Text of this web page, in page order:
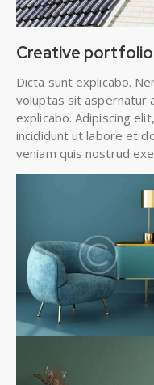
Creative portfolio
Dicta sunt explicabo.
voluptas sit aspernatur
explicabo. Adipiscing
incididunt ut labore et
veniam quis nostrud